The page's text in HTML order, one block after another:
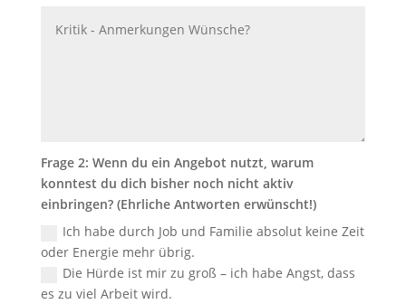
Frage 2: Wenn du ein Angebot nutzt, warum
konntest du dich bisher noch nicht aktiv
einbringen? (Ehrliche Antworten erwünscht!)
Ich habe durch Job und Familie absolut keine Zeit
oder Energie mehr übrig.
Die Hürde ist mir zu groß – ich habe Angst, dass
es zu viel Arbeit wird.